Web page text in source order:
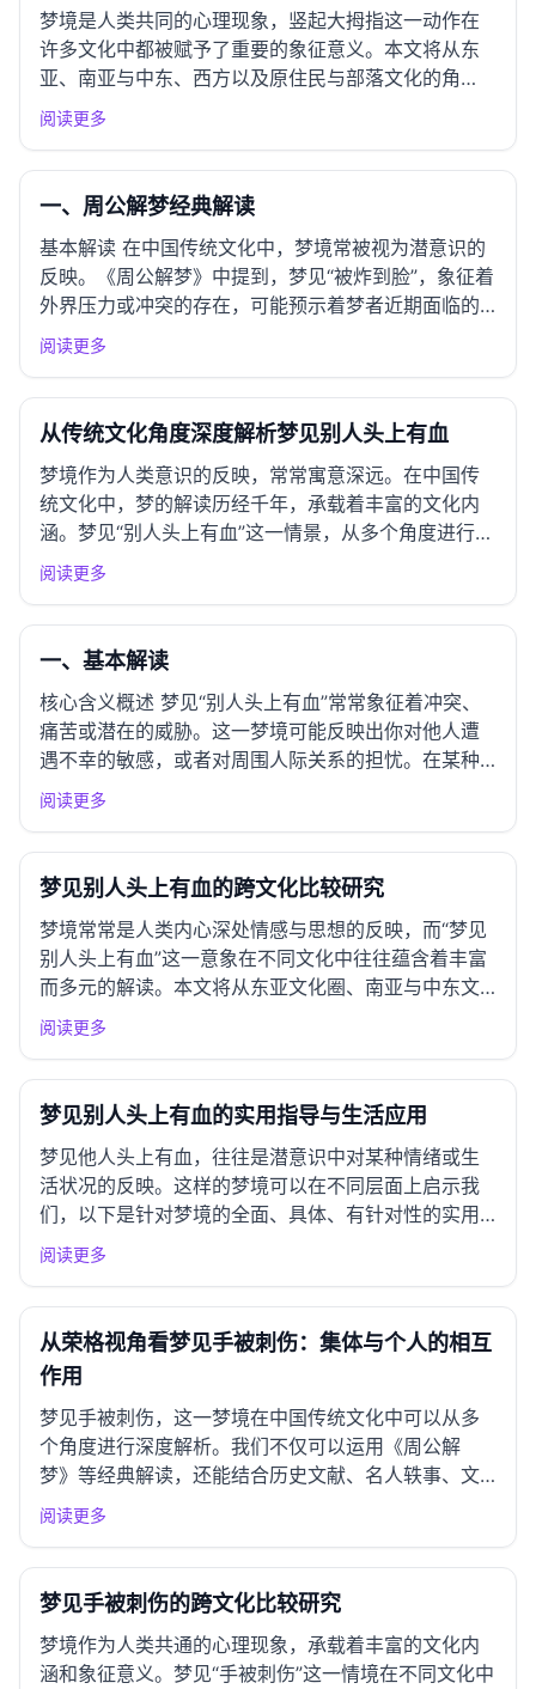
梦境是人类共同的心理现象，竖起大拇指这一动作在
许多文化中都被赋予了重要的象征意义。本文将从东
亚、南亚与中东、西方以及原住民与部落文化的角
度，深入探讨梦见“竖起大拇指”的解读、象征和意义，
解读 中国传统解梦 在中国传统文化中，梦境被视为通
往内心深处的窗口...
阅读更多
一、周公解梦经典解读
基本解读 在中国传统文化中，梦境常被视为潜意识的
反映。《周公解梦》中提到，梦见“被炸到脸”，象征着
外界压力或冲突的存在，可能预示着梦者近期面临的
困扰、冲突或突发事件。脸作为面部的重要组成部
梦境往往暗示着对自身形象的担忧或对他人评价的敏
感。 吉凶预示 根据...
阅读更多
从传统文化角度深度解析梦见别人头上有血
梦境作为人类意识的反映，常常寓意深远。在中国传
统文化中，梦的解读历经千年，承载着丰富的文化内
涵。梦见“别人头上有血”这一情景，从多个角度进行解
析，能够帮助我们更好地理解其背后的象征意义与文
公解梦》中的记载，梦见他人头上有血，通常象征着
冲突、痛苦或情感...
阅读更多
一、基本解读
核心含义概述 梦见“别人头上有血”常常象征着冲突、
痛苦或潜在的威胁。这一梦境可能反映出你对他人遭
遇不幸的敏感，或者对周围人际关系的担忧。在某种
程度上，它也可能暗示你内心的不安与焦虑，表明你
你关注周围人的情感状态，或者反映出你对自己生活
现状的不满。 情感指...
阅读更多
梦见别人头上有血的跨文化比较研究
梦境常常是人类内心深处情感与思想的反映，而“梦见
别人头上有血”这一意象在不同文化中往往蕴含着丰富
而多元的解读。本文将从东亚文化圈、南亚与中东文
化、西方文化传统、原住民与部落文化等多个方面，
应用。 一、东亚文化圈解读 中国传统解梦 在中国传
统文化中，梦境被...
阅读更多
梦见别人头上有血的实用指导与生活应用
梦见他人头上有血，往往是潜意识中对某种情绪或生
活状况的反映。这样的梦境可以在不同层面上启示我
们，以下是针对梦境的全面、具体、有针对性的实用
建议。 一、情绪应对指南 常见情绪反应 此类梦境可
些情绪可能源自对他人状况的关注、对自身处境的不
满或对人际冲突的恐惧...
阅读更多
从荣格视角看梦见手被刺伤：集体与个人的相互
作用
梦见手被刺伤，这一梦境在中国传统文化中可以从多
个角度进行深度解析。我们不仅可以运用《周公解
梦》等经典解读，还能结合历史文献、名人轶事、文
化象征及传统哲学思想，全面探讨其含义。 一、周公
载，手象征着行动和能力，梦见手被刺伤通常预示着
在生活中可能会遭遇挫折...
阅读更多
梦见手被刺伤的跨文化比较研究
梦境作为人类共通的心理现象，承载着丰富的文化内
涵和象征意义。梦见“手被刺伤”这一情境在不同文化中